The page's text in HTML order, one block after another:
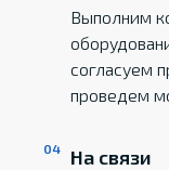
Выполним
согласуем
проведем
На связи